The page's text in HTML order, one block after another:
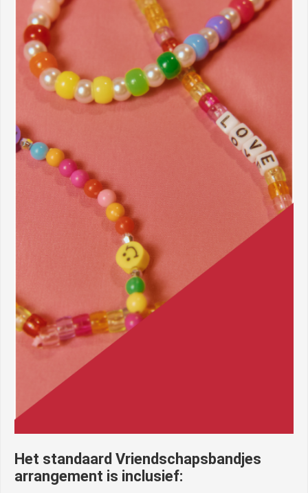
Het standaard Vriendschapsbandjes
arrangement is inclusief: